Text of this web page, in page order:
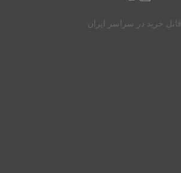
قابل خرید در سراسر ایران